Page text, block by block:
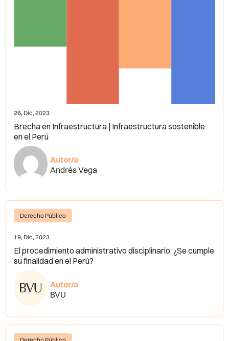
26, Dic, 2023
Brecha en Infraestructura | Infraestructura sostenible
en el Perú
Autor/a
Andrés Vega
Derecho Público
19, Dic, 2023
El procedimiento administrativo disciplinario: ¿Se cumple
su finalidad en el Perú?
Autor/a
BVU